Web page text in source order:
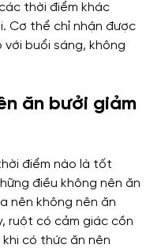
thời điểm khác
Cơ thể chỉ nhận được
buổi sáng, không
ăn bưởi giảm
điểm nào là tốt
điều không nên ăn
nên không nên ăn
ruột có cảm giác cồn
có thức ăn nên